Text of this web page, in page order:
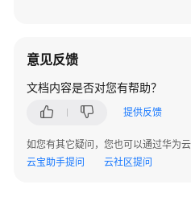
作
说
意见反馈
文档内容是否对您有帮助？
提供反馈
如您有其它疑问，您也可以通过华为
云宝助手提问
云社区提问